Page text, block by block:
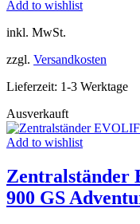
Add to wishlist
inkl. MwSt.
zzgl. Versandkosten
Lieferzeit: 1-3 Werktage
Ausverkauft
Add to wishlist
900 GS